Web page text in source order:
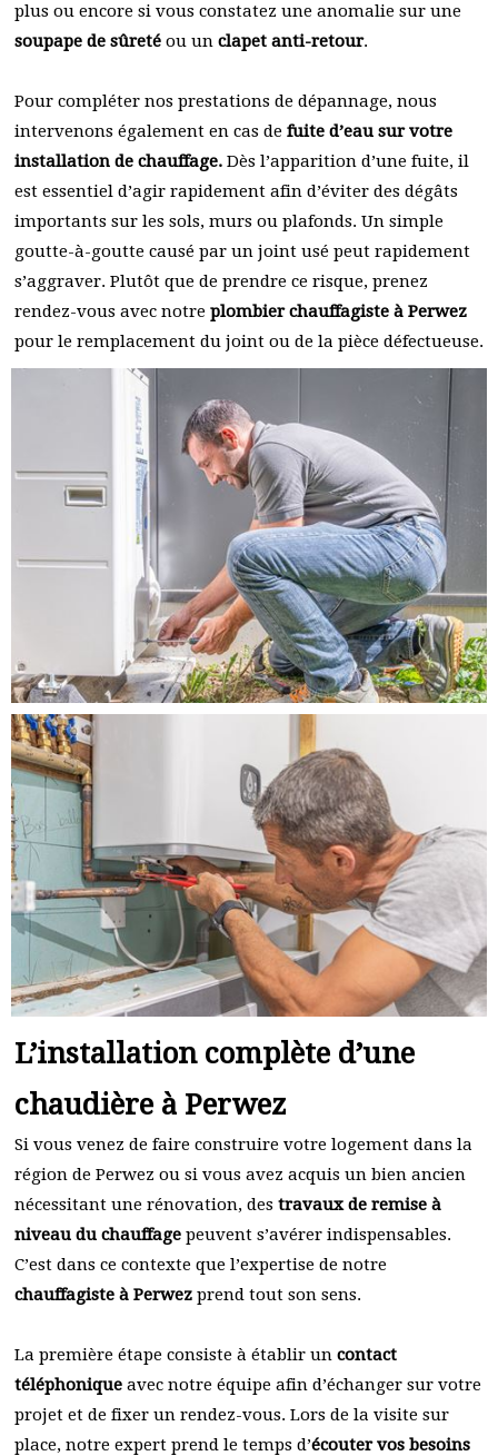
plus ou encore si vous constatez une anomalie sur une
soupape de sûreté ou un clapet anti-retour.
Pour compléter nos prestations de dépannage, nous
intervenons également en cas de fuite d’eau sur votre
installation de chauffage. Dès l’apparition d’une fuite, il
est essentiel d’agir rapidement afin d’éviter des dégâts
importants sur les sols, murs ou plafonds. Un simple
goutte-à-goutte causé par un joint usé peut rapidement
s’aggraver. Plutôt que de prendre ce risque, prenez
rendez-vous avec notre plombier chauffagiste à Perwez
pour le remplacement du joint ou de la pièce défectueuse.
L’installation complète d’une
chaudière à Perwez
Si vous venez de faire construire votre logement dans la
région de Perwez ou si vous avez acquis un bien ancien
nécessitant une rénovation, des travaux de remise à
niveau du chauffage peuvent s’avérer indispensables.
C’est dans ce contexte que l’expertise de notre
chauffagiste à Perwez prend tout son sens.
La première étape consiste à établir un contact
téléphonique avec notre équipe afin d’échanger sur votre
projet et de fixer un rendez-vous. Lors de la visite sur
place, notre expert prend le temps d’écouter vos besoins